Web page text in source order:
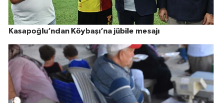
Kasapoğlu’ndan Köybaşı’na jübile mesajı